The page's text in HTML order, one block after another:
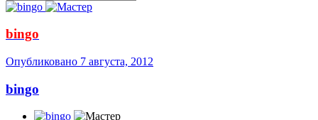
bingo
Опубликовано 7 августа, 2012
bingo